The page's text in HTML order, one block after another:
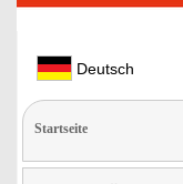
Deutsch
Startseite